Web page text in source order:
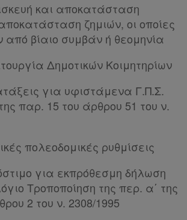
και αποκατάσταση
ζημιών, οι οποίες
από βίαιο συμβάν ή θεομηνία
Δημοτικών Κοιμητηρίων
για υφιστάμενα Γ.Π.Σ.
παρ. 15 του άρθρου 51 του ν.
πολεοδομικές ρυθμίσεις
για εκπρόθεσμη δήλωση
Τροποποίηση της περ. α΄ της
2 του ν. 2308/1995